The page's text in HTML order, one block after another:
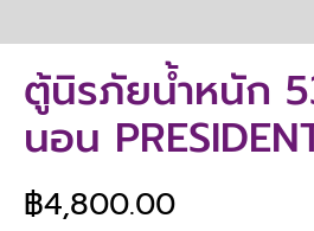
ตู้นิรภัยน้ำหนัก
นอน
฿4,800.00